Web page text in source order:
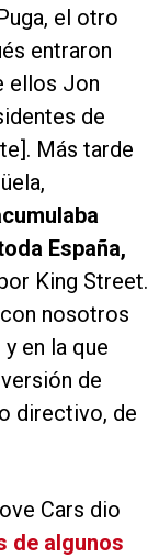
el otro
entraron
ellos Jon
de
Más tarde
España,
King Street.
nosotros
en la que
de
directivo, de
Cars dio
de algunos